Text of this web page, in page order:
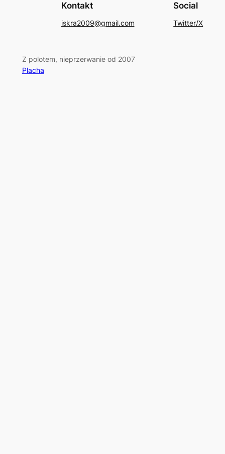
Kontakt
iskra2009@gmail.com
Social
Twitter/X
Z polotem, nieprzerwanie od 2007
Placha